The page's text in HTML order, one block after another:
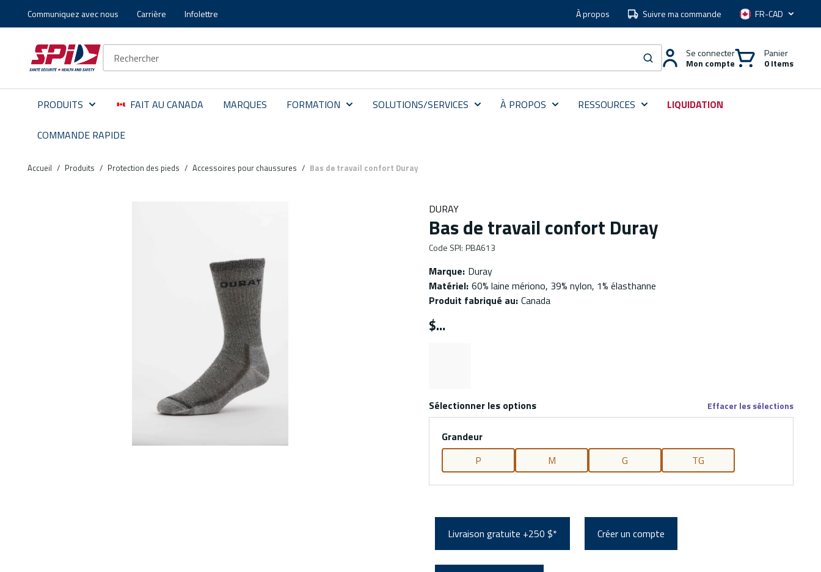
Aller au contenu principal
Skip to menu
Skip to footer
Communiquez avec nous Carrière Infolettre À propos Suivre ma commande Langue
soumettre une recherche
Se connecter
Mon compte
Panier
0 Items
PRODUITS FAIT AU CANADA MARQUES FORMATION SOLUTIONS/SERVICES À PROPOS RESSOURCES LIQUIDATION
COMMANDE RAPIDE
Accueil / Produits / Protection des pieds / Accessoires pour chaussures / Bas de travail confort Duray
DURAY
Bas de travail confort Duray
Code SPI: PBA613
Marque: Duray
Matériel: 60% laine mériono, 39% nylon, 1% élasthanne
Produit fabriqué au: Canada
$
Sélectionner les options Effacer les sélections
Grandeur
P
M G TG
Livraison gratuite +250 $* Créer un compte